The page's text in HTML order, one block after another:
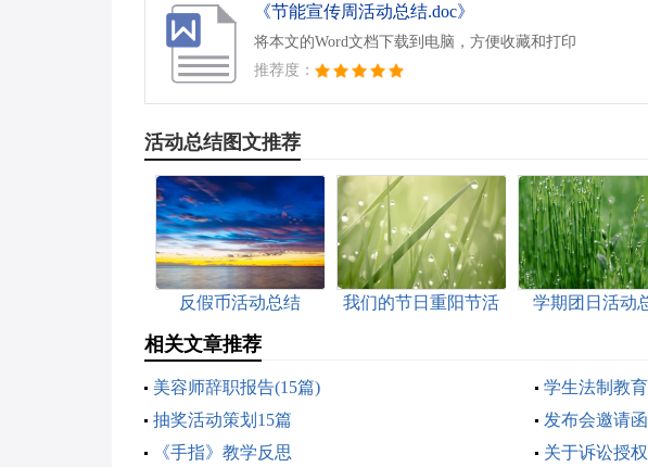
《节能宣传周活动总结.doc》
将本文的Word文档下载到电脑，方便收藏和打印
推荐度：
活动总结图文推荐
反假币活动总结
我们的节日重阳节活
学期团日活动
相关文章推荐
美容师辞职报告(15篇)
学生法制教
抽奖活动策划15篇
发布会邀请
《手指》教学反思
关于诉讼授